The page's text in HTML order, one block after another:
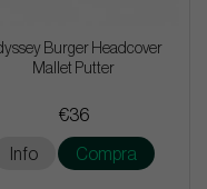
Burger Headcover
Mallet Putter
€36
Info Compra